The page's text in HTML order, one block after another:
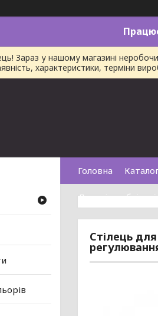
Зараз у нашому магазині
характеристики, терміни
Головна
Договір
Стілець